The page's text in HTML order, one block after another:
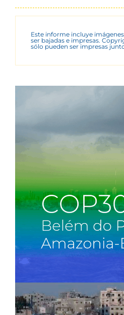
Este informe incluye
ser bajadas e impresas.
sólo pueden ser impresas